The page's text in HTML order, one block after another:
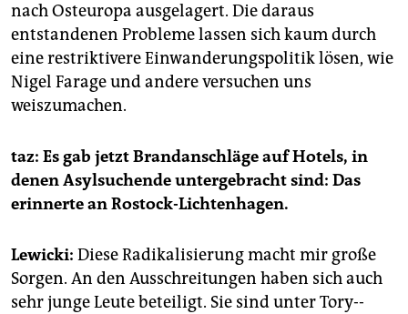
nach Osteuropa ausgelagert. Die daraus
entstandenen Probleme lassen sich kaum durch
eine restriktivere Einwanderungspolitik lösen, wie
Nigel Farage und andere versuchen uns
weiszumachen.
taz: Es gab jetzt Brandanschläge auf Hotels, in
denen Asylsuchende untergebracht sind: Das
erinnerte an Rostock-Lichtenhagen.
Lewicki: Diese Radikalisierung macht mir große
Sorgen. An den Ausschreitungen haben sich auch
sehr junge Leute beteiligt. Sie sind unter Tory-­